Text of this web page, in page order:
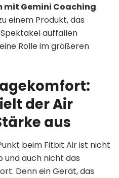
mit Gemini Coaching.
einem Produkt, das
auffallen
Rolle im größeren
der Air
aus
beim Fitbit Air ist nicht
und auch nicht das
Denn ein Gerät, das